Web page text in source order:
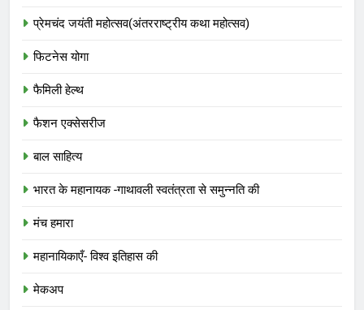
प्रेमचंद जयंती महोत्सव(अंतरराष्ट्रीय कथा महोत्सव)
फिटनेस योगा
फैमिली हेल्थ
फैशन एक्सेसरीज
बाल साहित्य
भारत के महानायक -गाथावली स्वतंत्रता से समुन्नति की
मंच हमारा
महानायिकाएँ- विश्व इतिहास की
मेकअप